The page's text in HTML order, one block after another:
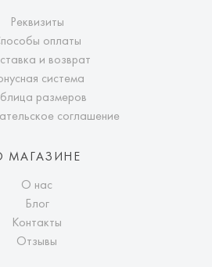
Реквизиты
оплаты
и возврат
система
размеров
соглашение
МАГАЗИНЕ
О нас
Блог
Контакты
Отзывы